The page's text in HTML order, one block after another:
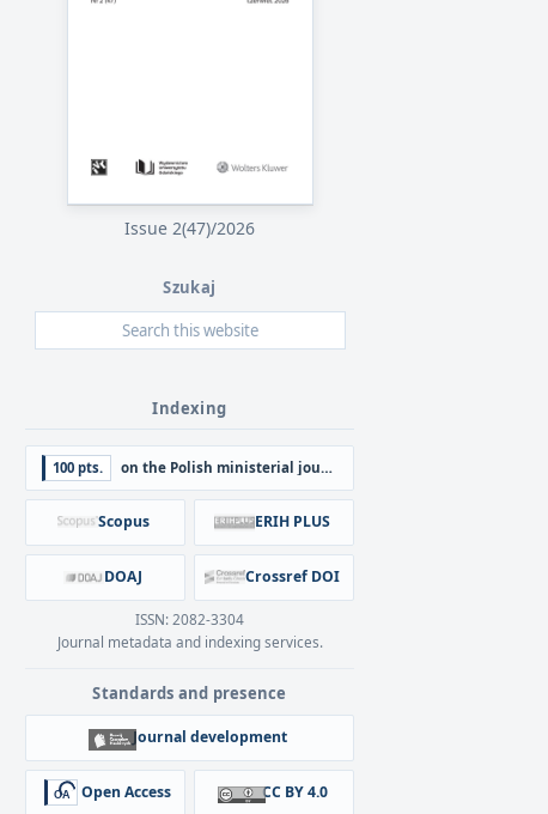
Issue 2(47)/2026
Indexing
100 pts. on the Polish ministerial journal list
Scopus ERIH PLUS
DOAJ Crossref DOI
ISSN: 2082-3304
Journal metadata and indexing services.
Standards and presence
Journal development
Open Access CC BY 4.0
Szukaj